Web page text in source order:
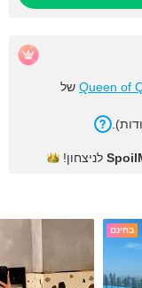
Queen of של
לניצחון!
בחינם